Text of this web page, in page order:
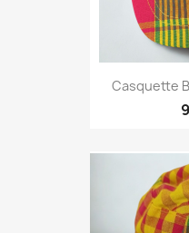
Casquette